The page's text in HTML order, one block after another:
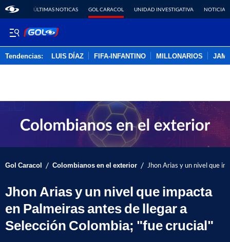
ÚLTIMAS NOTICAS GOL CARACOL UNIDAD INVESTIGATIVA NOTICIAS
Tendencias: LUIS DÍAZ FIFA-INFANTINO MILLONARIOS
Gol Caracol / Colombianos en el exterior / Jhon Arias y un nivel que
Jhon Arias y un nivel que impacta
en Palmeiras antes de llegar a
Selección Colombia; "fue crucial"